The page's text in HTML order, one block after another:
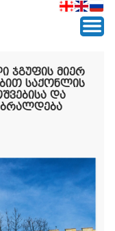
ჯგუფის მიერ
საქონლის
და
ბრალდება